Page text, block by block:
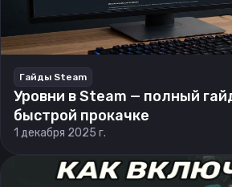
Гайды Steam
Уровни в Steam — полный
быстрой прокачке
1 декабря 2025 г.